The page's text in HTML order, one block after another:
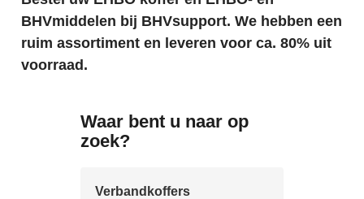
BHVmiddelen bij BHVsupport. We hebben een
ruim assortiment en leveren voor ca. 80% uit
voorraad.
Waar bent u naar op
zoek?
Verbandkoffers